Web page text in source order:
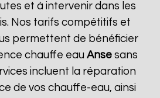
et à intervenir dans les
Nos tarifs compétitifs et
permettent de bénéficier
chauffe eau Ansesans
incluent la réparation
de vos chauffe-eau, ainsi